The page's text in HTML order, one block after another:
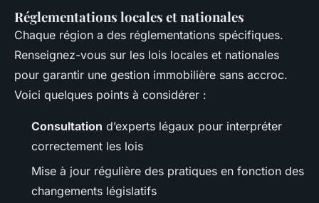
Réglementations locales et nationales
Chaque région a des réglementations spécifiques.
Renseignez-vous sur les lois locales et nationales
pour garantir une gestion immobilière sans accroc.
Voici quelques points à considérer :
Consultation d’experts légaux pour interpréter
correctement les lois
Mise à jour régulière des pratiques en fonction des
changements législatifs